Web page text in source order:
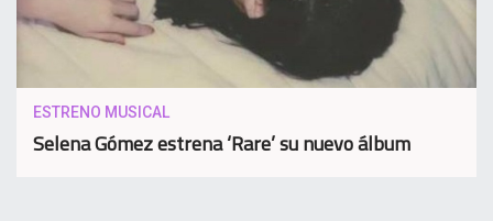
ESTRENO MUSICAL
Selena Gómez estrena ‘Rare’ su nuevo álbum